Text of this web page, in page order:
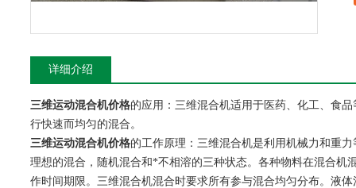
详细介绍
三维运动混合机价格的应用：三维混合机适用于医药、化工、食
行快速而均匀的混合。
三维运动混合机价格的工作原理：三维混合机是利用机械力和重
理想的混合，随机混合和*不相溶的三种状态。各种物料在混合
作时间期限。三维混合机混合时要求所有参与混合均匀分布。液